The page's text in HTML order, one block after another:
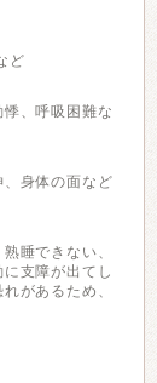
ど
、呼吸困難な
身体の面など
睡できない、
支障が出てし
があるため、